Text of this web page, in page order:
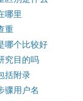
哪里
重
哪个比较好
究目的吗
括附录
骤用户名